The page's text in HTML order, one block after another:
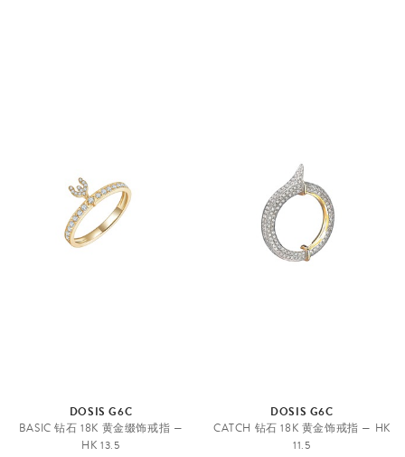
DOSIS G6C
BASIC 钻石 18K 黄金缀饰戒指 —
HK 13.5
DOSIS G6C
CATCH 钻石 18K 黄金饰戒指 — HK
11.5